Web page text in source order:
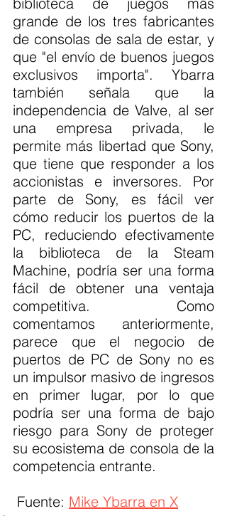
grande de los tres fabricantes
de consolas de sala de estar, y
que "el envío de buenos juegos
exclusivos importa". Ybarra
también señala que la
independencia de Valve, al ser
una empresa privada, le
permite más libertad que Sony,
que tiene que responder a los
accionistas e inversores. Por
parte de Sony, es fácil ver
cómo reducir los puertos de la
PC, reduciendo efectivamente
la biblioteca de la Steam
Machine, podría ser una forma
fácil de obtener una ventaja
competitiva. Como
comentamos anteriormente,
parece que el negocio de
puertos de PC de Sony no es
un impulsor masivo de ingresos
en primer lugar, por lo que
podría ser una forma de bajo
riesgo para Sony de proteger
su ecosistema de consola de la
competencia entrante.
Fuente: Mike Ybarra en X